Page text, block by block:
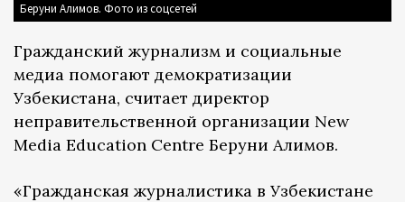
Беруни Алимов. Фото из соцсетей
Гражданский журнализм и социальные
медиа помогают демократизации
Узбекистана, считает директор
неправительственной организации New
Media Education Centre Беруни Алимов.
«Гражданская журналистика в Узбекистане